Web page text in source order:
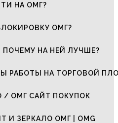
НА ОМГ?
ОМГ?
НА НЕЙ ЛУЧШЕ?
РАБОТЫ НА ТОРГОВОЙ
/ ОМГ САЙТ ПОКУПОК
ЗЕРКАЛО ОМГ | OMG